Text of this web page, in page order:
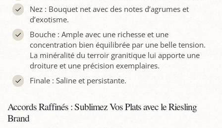
Nez : Bouquet net avec des notes d’agrumes et
d’exotisme.
Bouche : Ample avec une richesse et une
concentration bien équilibrée par une belle tension.
La minéralité du terroir granitique lui apporte une
droiture et une précision exemplaires.
Finale : Saline et persistante.
Accords Raffinés : Sublimez Vos Plats avec le Riesling
Brand